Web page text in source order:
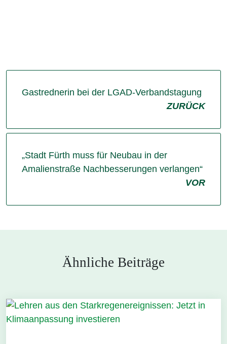
Gastrednerin bei der LGAD-Verbandstagung
ZURÜCK
„Stadt Fürth muss für Neubau in der
Amalienstraße Nachbesserungen verlangen“
VOR
Ähnliche Beiträge